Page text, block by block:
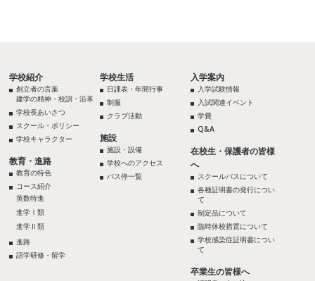
学校紹介
創立者の言葉
建学の精神・校訓・沿革
学校長あいさつ
スクール・ポリシー
学校キャラクター
教育・進路
教育の特色
コース紹介
英数特進
進学Ⅰ類
進学Ⅱ類
進路
語学研修・留学
学校生活
日課表・年間行事
制服
クラブ活動
施設
施設・設備
学校へのアクセス
バス停一覧
入学案内
入学試験情報
入試関連イベント
学費
Q&A
在校生・保護者の皆様
へ
スクールバスについて
各種証明書の発行につい
て
制定品について
臨時休校措置について
学校感染症証明書につい
て
卒業生の皆様へ